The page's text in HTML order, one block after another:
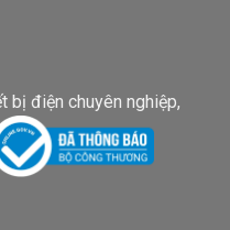
bị điện chuyên nghiệp,